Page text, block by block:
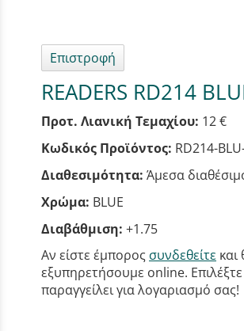
Επιστροφή
READERS RD214
Προτ. Λιανική Τεμαχίου: 12 €
Κωδικός Προϊόντος: RD214-
Διαθεσιμότητα: Άμεσα
Χρώμα: BLUE
Διαβάθμιση: +1.75
Αν είστε έμπορος συνδεθείτε
εξυπηρετήσουμε online.
παραγγείλει για λογαριασμό σας!